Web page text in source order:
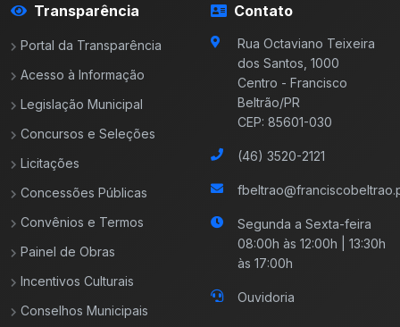
Transparência
Portal da Transparência
Acesso à Informação
Legislação Municipal
Concursos e Seleções
Licitações
Concessões Públicas
Convênios e Termos
Painel de Obras
Incentivos Culturais
Conselhos Municipais
Contato
Rua Octaviano Teixeira
dos Santos, 1000
Centro - Francisco
Beltrão/PR
CEP: 85601-030
(46) 3520-2121
Segunda a Sexta-feira
08:00h às 12:00h | 13:30h
às 17:00h
Ouvidoria